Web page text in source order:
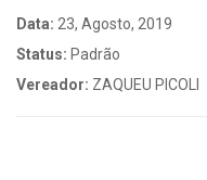
Data: 23, Agosto, 2019
Status: Padrão
Vereador: ZAQUEU PICOLI